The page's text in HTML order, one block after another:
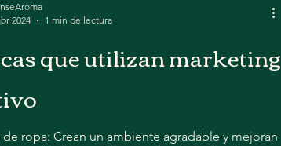
que utilizan marketing
de ropa: Crean un ambiente agradable y mejoran
2024
1 min de lectura